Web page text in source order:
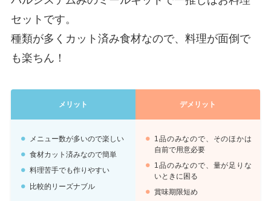
セットです。
種類が多くカット済み食材なので、料理が面倒で
も楽ちん！
メリット デメリット
メニュー数が多いので楽しい
食材カット済みなので簡単
料理苦手でも作りやすい
比較的リーズナブル
1品のみなので、そのほかは
自前で用意必要
1品のみなので、量が足りな
いときに困る
賞味期限短め